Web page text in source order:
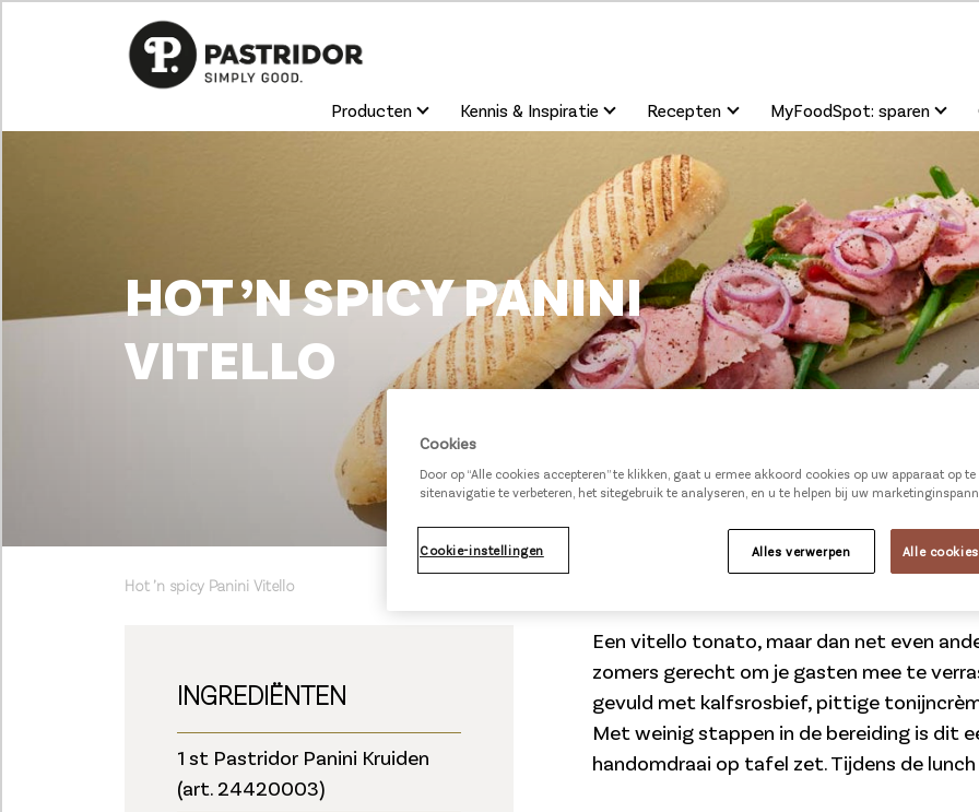
Producten Kennis & Inspiratie Recepten MyFoodSpot: sparen
HOT ’N SPICY PANINI
VITELLO
Hot ’n spicy Panini Vitello
INGREDIËNTEN
1 st Pastridor Panini Kruiden
(art. 24420003)
Een vitello tonato, maar dan net even
zomers gerecht om je gasten mee te
gevuld met kalfsrosbief, pittige
Met weinig stappen in de bereiding is dit
handomdraai op tafel zet. Tijdens de
Cookies
Door op “Alle cookies accepteren” te klikken, gaat u ermee akkoord cookies op uw apparaat op
sitenavigatie te verbeteren, het sitegebruik te analyseren, en u te helpen bij uw
Cookie-instellingen Alles verwerpen Alle